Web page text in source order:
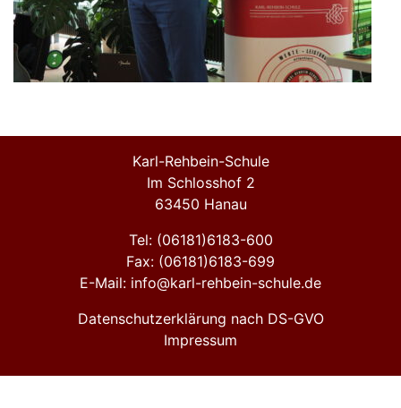
Karl-Rehbein-Schule
Im Schlosshof 2
63450 Hanau
Tel: (06181)6183-600
Fax: (06181)6183-699
E-Mail: info@karl-rehbein-schule.de
Datenschutzerklärung nach DS-GVO
Impressum